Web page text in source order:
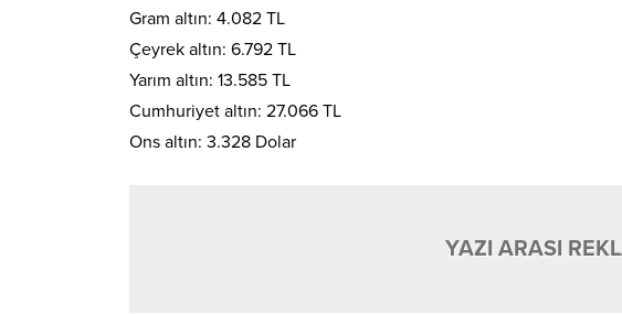
Gram altın: 4.082 TL
Çeyrek altın: 6.792 TL
Yarım altın: 13.585 TL
Cumhuriyet altın: 27.066 TL
Ons altın: 3.328 Dolar
YAZI ARASI